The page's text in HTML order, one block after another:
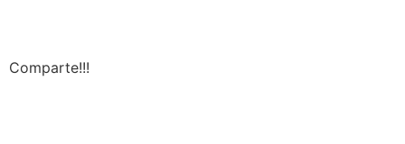
Comparte!!!